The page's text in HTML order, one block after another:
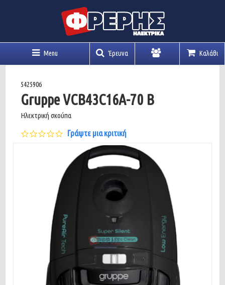
Menu Έρευνα Καλάθι
5425906
Gruppe VCB43C16Α-70 B
Ηλεκτρική σκούπα
0.0
star
Γράψτε μια κριτική